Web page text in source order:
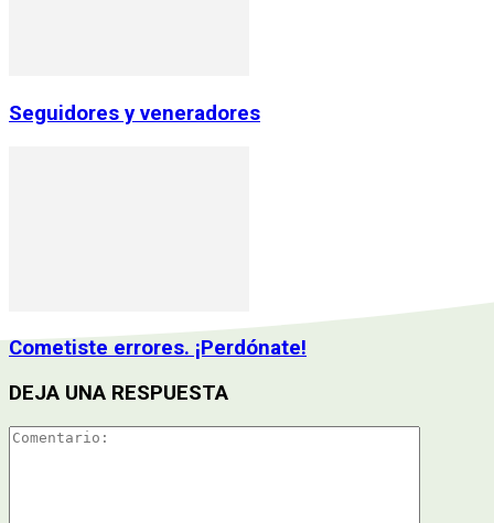
Seguidores y veneradores
Cometiste errores. ¡Perdónate!
DEJA UNA RESPUESTA